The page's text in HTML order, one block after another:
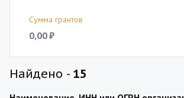
Сумма грантов
0,00 ₽
Найдено - 15